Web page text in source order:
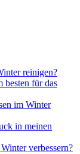
reinigen?
besten für das
im Winter
in meinen
verbessern?